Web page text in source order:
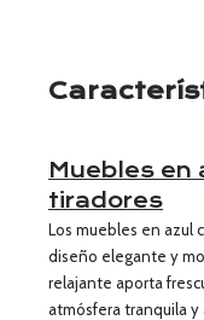
Muebles en
tiradores
Los muebles en azul
diseño elegante y
relajante aporta
atmósfera tranquila y